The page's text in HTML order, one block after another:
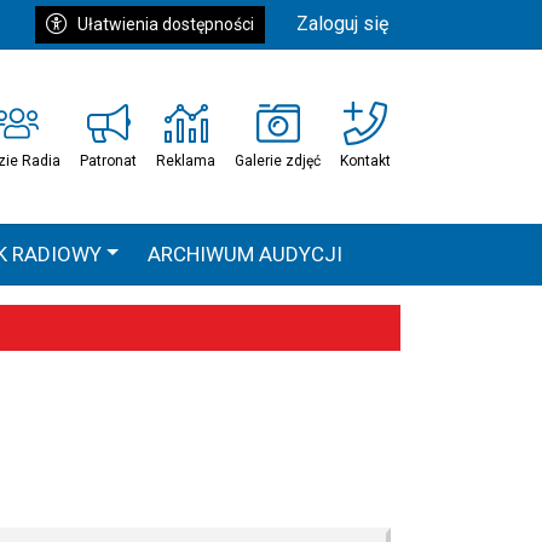
Ułatwienia dostępności Zaloguj się
Radia Patronat Reklama Galerie zdjęć Kontakt
RADIOWY ARCHIWUM AUDYCJI
HEAVEN TOUR